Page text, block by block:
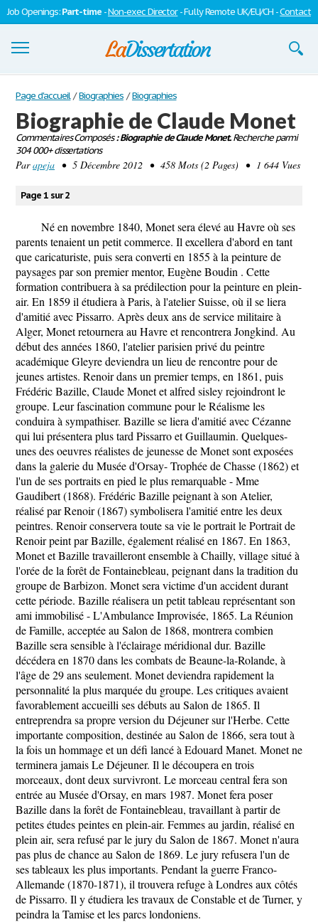
Job Openings:Part-time -Non-exec Director- Fully Remote UK/EU/CH -Contact
Dissertations
S'inscrire
Se connecter
Page d'accueil / Biographies / Biographies
Biographie de Claude Monet
Commentaires Composés: Biographie de Claude Monet.Recherche parmi
304 000+ dissertations
Parapeja • 5 Décembre 2012 • 458 Mots (2 Pages) • 1 644 Vues
Page 1 sur 2
Né en novembre 1840, Monet sera élevé au Havre où ses
parents tenaient un petit commerce. Il excellera d'abord en tant
que caricaturiste, puis sera converti en 1855 à la peinture de
paysages par son premier mentor, Eugène Boudin . Cette
formation contribuera à sa prédilection pour la peinture en plein-
air. En 1859 il étudiera à Paris, à l'atelier Suisse, où il se liera
d'amitié avec Pissarro. Après deux ans de service militaire à
Alger, Monet retournera au Havre et rencontrera Jongkind. Au
début des années 1860, l'atelier parisien privé du peintre
académique Gleyre deviendra un lieu de rencontre pour de
jeunes artistes. Renoir dans un premier temps, en 1861, puis
Frédéric Bazille, Claude Monet et alfred sisley rejoindront le
groupe. Leur fascination commune pour le Réalisme les
conduira à sympathiser. Bazille se liera d'amitié avec Cézanne
qui lui présentera plus tard Pissarro et Guillaumin. Quelques-
unes des oeuvres réalistes de jeunesse de Monet sont exposées
dans la galerie du Musée d'Orsay- Trophée de Chasse (1862) et
l'un de ses portraits en pied le plus remarquable - Mme
Gaudibert (1868). Frédéric Bazille peignant à son Atelier,
réalisé par Renoir (1867) symbolisera l'amitié entre les deux
peintres. Renoir conservera toute sa vie le portrait le Portrait de
Renoir peint par Bazille, également réalisé en 1867. En 1863,
Monet et Bazille travailleront ensemble à Chailly, village situé à
l'orée de la forêt de Fontainebleau, peignant dans la tradition du
groupe de Barbizon. Monet sera victime d'un accident durant
cette période. Bazille réalisera un petit tableau représentant son
ami immobilisé - L'Ambulance Improvisée, 1865. La Réunion
de Famille, acceptée au Salon de 1868, montrera combien
Bazille sera sensible à l'éclairage méridional dur. Bazille
décédera en 1870 dans les combats de Beaune-la-Rolande, à
l'âge de 29 ans seulement. Monet deviendra rapidement la
personnalité la plus marquée du groupe. Les critiques avaient
favorablement accueilli ses débuts au Salon de 1865. Il
entreprendra sa propre version du Déjeuner sur l'Herbe. Cette
importante composition, destinée au Salon de 1866, sera tout à
la fois un hommage et un défi lancé à Edouard Manet. Monet ne
terminera jamais Le Déjeuner. Il le découpera en trois
morceaux, dont deux survivront. Le morceau central fera son
entrée au Musée d'Orsay, en mars 1987. Monet fera poser
Bazille dans la forêt de Fontainebleau, travaillant à partir de
petites études peintes en plein-air. Femmes au jardin, réalisé en
plein air, sera refusé par le jury du Salon de 1867. Monet n'aura
pas plus de chance au Salon de 1869. Le jury refusera l'un de
ses tableaux les plus importants. Pendant la guerre Franco-
Allemande (1870-1871), il trouvera refuge à Londres aux côtés
de Pissarro. Il y étudiera les travaux de Constable et de Turner, y
peindra la Tamise et les parcs londoniens.